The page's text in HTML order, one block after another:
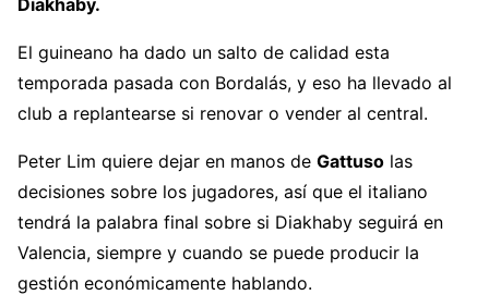
El guineano ha dado un salto de calidad esta
temporada pasada con Bordalás, y eso ha llevado al
club a replantearse si renovar o vender al central.
Peter Lim quiere dejar en manos de Gattuso las
decisiones sobre los jugadores, así que el italiano
tendrá la palabra final sobre si Diakhaby seguirá en
Valencia, siempre y cuando se puede producir la
gestión económicamente hablando.